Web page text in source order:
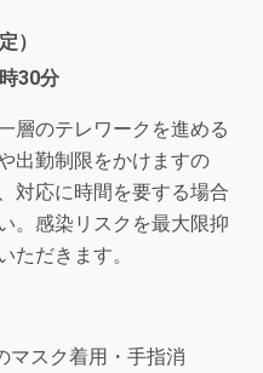
）
30分
層のテレワークを進める
出勤制限をかけますの
対応に時間を要する場合
。感染リスクを最大限抑
ただきます。
マスク着用・手指消